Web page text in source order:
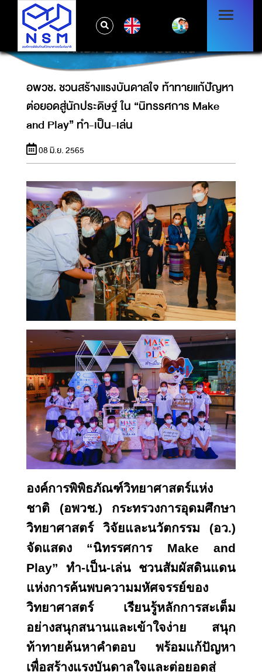
อพวช. ชวนสร้างแรงบันดาลใจ ท้าทายแก้ปัญหา
ต่อยอดสู่นักประดิษฐ์ ใน “นิทรรศการ MAKE
AND PLAY” ทำ-เป็น-เล่น
อพวช. ชวนสร้างแรงบันดาลใจ ท้าทายแก้ปัญหา
ต่อยอดสู่นักประดิษฐ์ ใน “นิทรรศการ Make
and Play” ทำ-เป็น-เล่น
08 มิ.ย. 2565
องค์การพิพิธภัณฑ์วิทยาศาสตร์แห่ง
ชาติ (อพวช.) กระทรวงการอุดมศึกษา
วิทยาศาสตร์ วิจัยและนวัตกรรม (อว.)
จัดแสดง “นิทรรศการ Make and
Play” ทำ-เป็น-เล่น ชวนสัมผัสดินแดน
แห่งการค้นพบความมหัศจรรย์ของ
วิทยาศาสตร์ เรียนรู้หลักการสะเต็ม
อย่างสนุกสนานและเข้าใจง่าย สนุก
ท้าทายค้นหาคำตอบ พร้อมแก้ปัญหา
เพื่อสร้างแรงบันดาลใจและต่อยอดสู่